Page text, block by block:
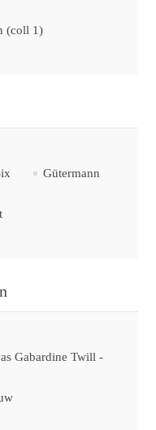
(coll 1)
Gütermann
Gabardine Twill -